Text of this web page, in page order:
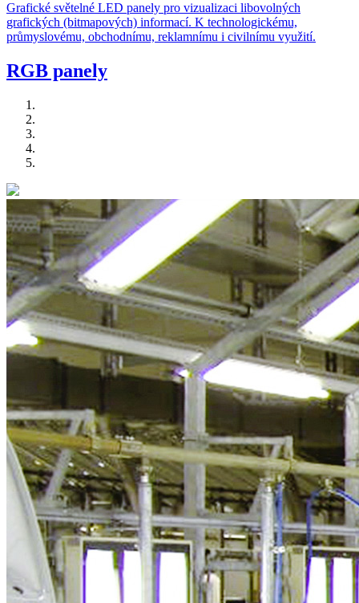
Grafické světelné LED panely pro vizualizaci libovolných
grafických (bitmapových) informací. K technologickému,
průmyslovému, obchodnímu, reklamnímu i civilnímu využití.
RGB panely